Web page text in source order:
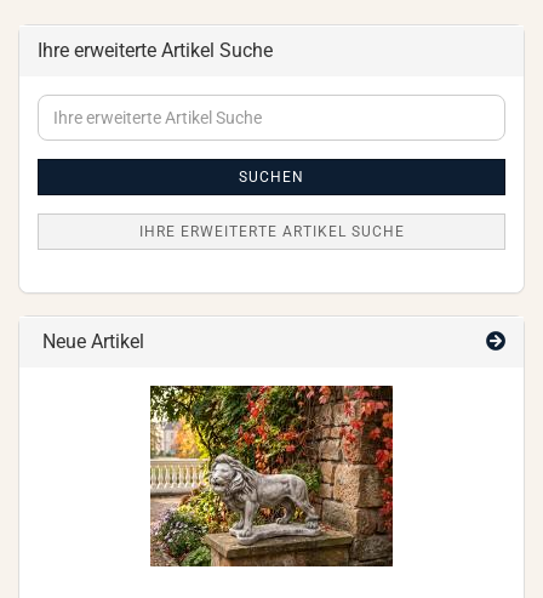
Ihre erweiterte Artikel Suche
Ihre
erweiterte
SUCHEN
IHRE ERWEITERTE ARTIKEL SUCHE
Neue Artikel